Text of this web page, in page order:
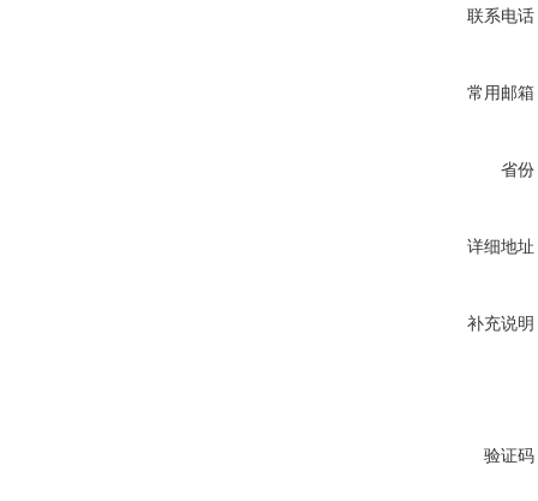
联系电话
常用邮箱
省份
详细地址
补充说明
验证码